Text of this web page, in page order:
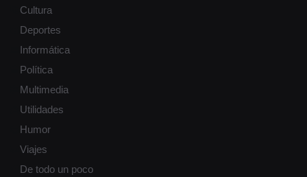
Cultura
Deportes
Informática
Política
Multimedia
Utilidades
Humor
Viajes
De todo un poco